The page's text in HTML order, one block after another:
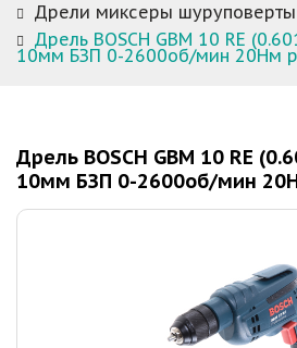
Дрели миксеры шуруповерты
Дрель BOSCH GBM 10 RE
10мм БЗП 0-2600об/мин 20Нм
Дрель BOSCH GBM 10 RE
10мм БЗП 0-2600об/мин